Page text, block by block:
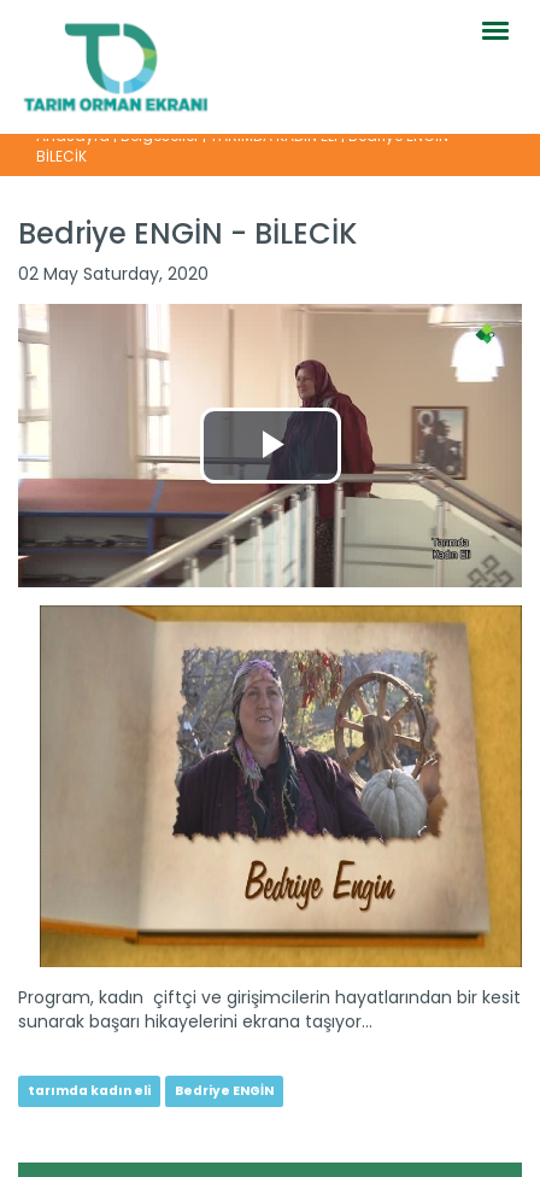
Anasayfa|Belgeseller|TARIMDA KADIN ELİ|Bedriye ENGİN -
BİLECİK
Bedriye ENGİN - BİLECİK
02 May Saturday, 2020
Program, kadın çiftçi ve girişimcilerin hayatlarından bir kesit
sunarak başarı hikayelerini ekrana taşıyor...
tarımda kadın eli Bedriye ENGİN
Devamını Oku ->
Berin ERTÜRK - SAKARYA
Hülya-Nahide OĞUZBALABAN -...
Devamını Oku ->